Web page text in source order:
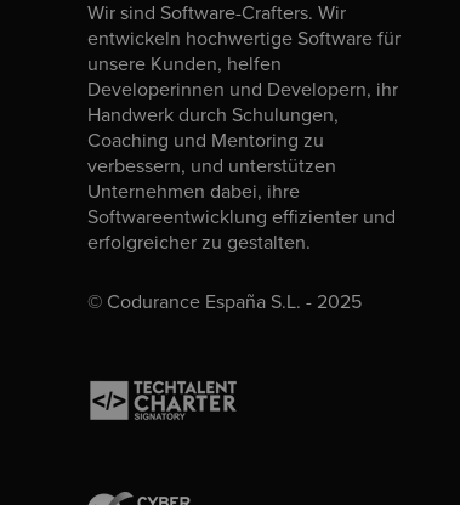
Wir sind Software-Crafters. Wir
entwickeln hochwertige Software für
unsere Kunden, helfen
Developerinnen und Developern, ihr
Handwerk durch Schulungen,
Coaching und Mentoring zu
verbessern, und unterstützen
Unternehmen dabei, ihre
Softwareentwicklung effizienter und
erfolgreicher zu gestalten.
© Codurance España S.L. - 2025